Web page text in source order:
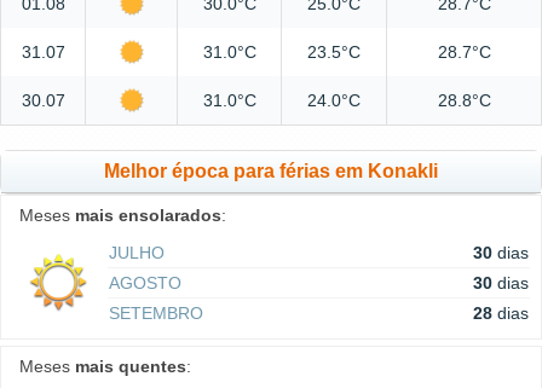
01.08 30.0°C 25.0°C 28.7°C
31.07 31.0°C 23.5°C 28.7°C
30.07 31.0°C 24.0°C 28.8°C
Melhor época para férias em Konakli
Meses mais ensolarados:
JULHO
30 dias
AGOSTO
30 dias
SETEMBRO
28 dias
Meses mais quentes: